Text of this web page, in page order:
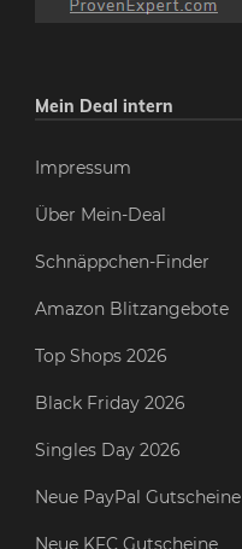
Mein Deal intern
Impressum
Über Mein-Deal
Schnäppchen-Finder
Amazon Blitzangebote
Top Shops 2026
Black Friday 2026
Singles Day 2026
Neue PayPal Gutscheine
Neue KFC Gutscheine